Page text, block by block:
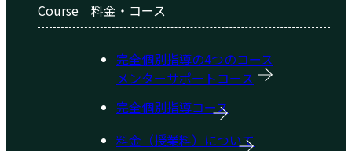
Course 料金・コース
完全個別指導の4つのコース
メンターサポートコース
完全個別指導コース
料金（授業料）について